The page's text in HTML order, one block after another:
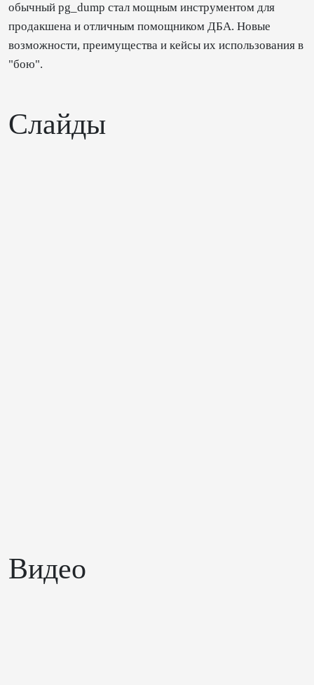
обычный pg_dump стал мощным инструментом для
продакшена и отличным помощником ДБА. Новые
возможности, преимущества и кейсы их использования в
"бою".
Слайды
Видео